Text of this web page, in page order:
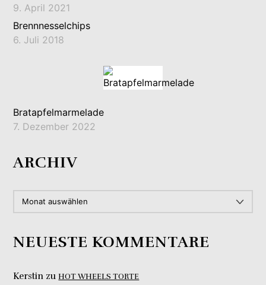
9. April 2021
Brennnesselchips
6. Juli 2018
Bratapfelmarmelade
7. Dezember 2022
ARCHIV
NEUESTE KOMMENTARE
Kerstin zuHOT WHEELS TORTE